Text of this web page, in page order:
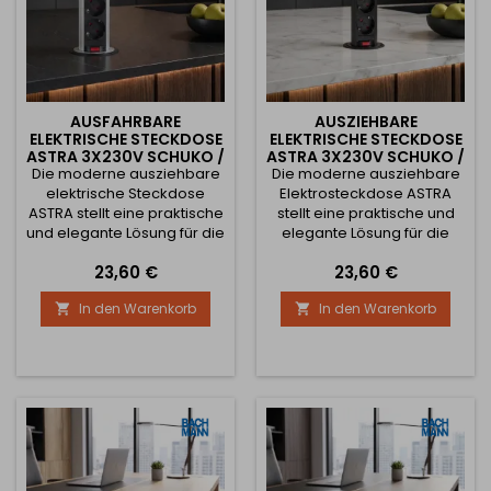
AUSFAHRBARE
ELEKTRISCHE STECKDOSE
ASTRA 3X230V SCHUKO /
ALUMINIUM
Die moderne ausziehbare
elektrische Steckdose
ASTRA stellt eine praktische
und elegante Lösung für die
Küchenarbeitsplatten,
Schreibtischen oder
Büroräumen dar. Nach
dem Drücken bleibt sie
verborgen und kann bei
herausgezogen werden.
Die schwarze Ausführung
verleiht der Steckdose ein
modernes...
Preis
23,60 €
 In den Warenkorb
AUSZIEHBARE
ELEKTRISCHE STECKDOSE
ASTRA 3X230V SCHUKO /
SCHWARZ
Die moderne ausziehbare
Elektrosteckdose ASTRA
stellt eine praktische und
elegante Lösung für die
Küchenarbeitsplatten,
Schreibtischen oder
Büroräumen dar. Nach
dem Drücken bleibt sie
verborgen und kann bei
herausgezogen werden.
Die schwarze Ausführung
verleiht der Steckdose ein
modernes und...
Preis
23,60 €
 In den Warenkorb